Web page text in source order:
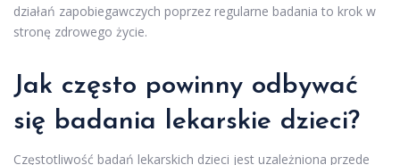
działań zapobiegawczych poprzez regularne badania to krok w
stronę zdrowego życie.
Jak często powinny odbywać
się badania lekarskie dzieci?
Częstotliwość badań lekarskich dzieci jest uzależniona przede